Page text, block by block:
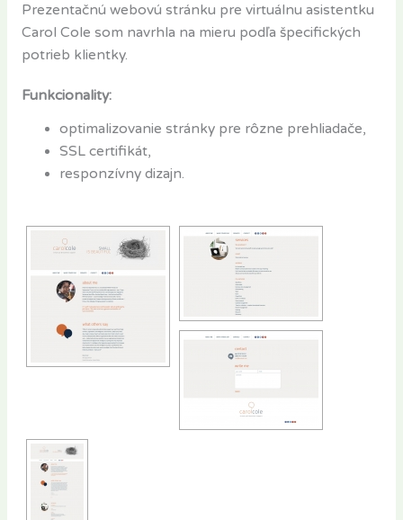
Prezentačnú webovú stránku pre virtuálnu asistentku
Carol Cole som navrhla na mieru podľa špecifických
potrieb klientky.
Funkcionality:
optimalizovanie stránky pre rôzne prehliadače,
SSL certifikát,
responzívny dizajn.